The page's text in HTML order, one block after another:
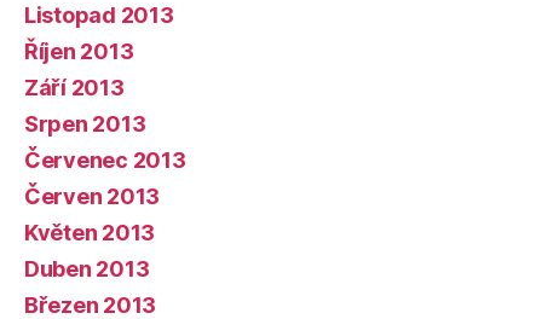
Listopad 2013
Říjen 2013
Září 2013
Srpen 2013
Červenec 2013
Červen 2013
Květen 2013
Duben 2013
Březen 2013